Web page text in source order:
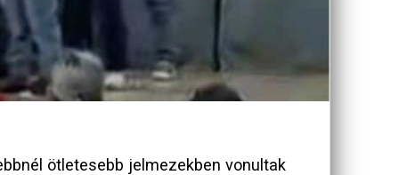
ötletesebb jelmezekben vonultak